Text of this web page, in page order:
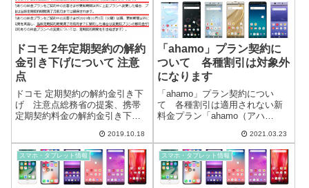
ドコモ 2年定期契約の解約
金引き下げについて 注意
点
ドコモ 定期契約の解約金引き下
げ 注意点総務省の提案、携帯
定期契約料金の解約金引き下げ
約金を9,500円から1,000円に引
き下げることになりました。
2019年10月1日の契約分からとな
っており、その内容は相変わ...
2019.10.18
「ahamo」プラン契約に
ついて 各種割引は対象外
になります
「ahamo」プラン契約につい
て 各種割引は適用されない新
料金プラン「ahamo（アハ
種割引「ファミリー割引」「み
んなドコモ割」「ドコモ光セッ
ト割」「ずっとドコモ特典」な
ど、対象外になるのでよく検討
する必要があり...
2021.03.23
スマホ・タブレット情報 スマホ・タブレット情報